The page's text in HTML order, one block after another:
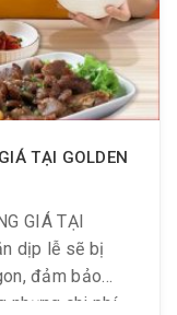
TẠI GOLDEN
GIÁ TẠI
dịp lễ sẽ bị
đảm bảo
nhưng chi phí